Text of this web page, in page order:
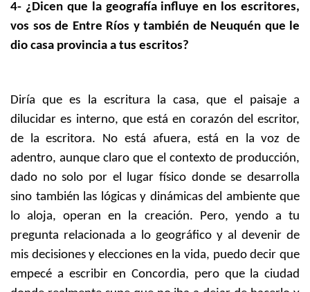
4- ¿Dicen que la geografía influye en los escritores,
vos sos de Entre Ríos y también de Neuquén que le
dio casa provincia a tus escritos?
Diría que es la escritura la casa, que el paisaje a
dilucidar es interno, que está en corazón del escritor,
de la escritora. No está afuera, está en la voz de
adentro, aunque claro que el contexto de producción,
dado no solo por el lugar físico donde se desarrolla
sino también las lógicas y dinámicas del ambiente que
lo aloja, operan en la creación. Pero, yendo a tu
pregunta relacionada a lo geográfico y al devenir de
mis decisiones y elecciones en la vida, puedo decir que
empecé a escribir en Concordia, pero que la ciudad